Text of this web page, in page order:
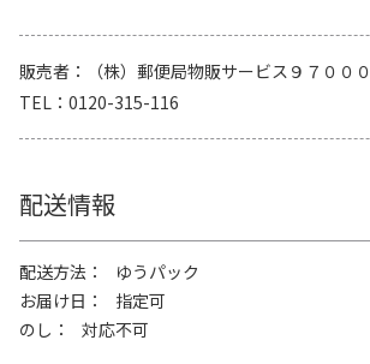
販売者
（株）郵便局物販サービス９７００
TEL
0120-315-116
配送情報
配送方法
ゆうパック
お届け日
指定可
のし
対応不可